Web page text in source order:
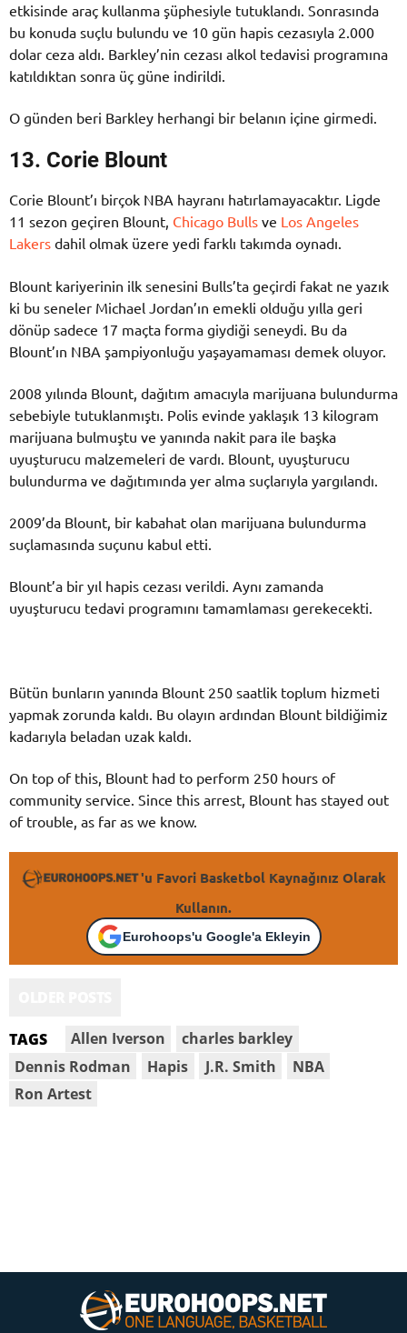
etkisinde araç kullanma şüphesiyle tutuklandı. Sonrasında
bu konuda suçlu bulundu ve 10 gün hapis cezasıyla 2.000
dolar ceza aldı. Barkley’nin cezası alkol tedavisi programına
katıldıktan sonra üç güne indirildi.
O günden beri Barkley herhangi bir belanın içine girmedi.
13. Corie Blount
Corie Blount’ı birçok NBA hayranı hatırlamayacaktır. Ligde
11 sezon geçiren Blount, Chicago Bulls ve Los Angeles
Lakers dahil olmak üzere yedi farklı takımda oynadı.
Blount kariyerinin ilk senesini Bulls’ta geçirdi fakat ne yazık
ki bu seneler Michael Jordan’ın emekli olduğu yılla geri
dönüp sadece 17 maçta forma giydiği seneydi. Bu da
Blount’ın NBA şampiyonluğu yaşayamaması demek oluyor.
2008 yılında Blount, dağıtım amacıyla marijuana bulundurma
sebebiyle tutuklanmıştı. Polis evinde yaklaşık 13 kilogram
marijuana bulmuştu ve yanında nakit para ile başka
uyuşturucu malzemeleri de vardı. Blount, uyuşturucu
bulundurma ve dağıtımında yer alma suçlarıyla yargılandı.
2009’da Blount, bir kabahat olan marijuana bulundurma
suçlamasında suçunu kabul etti.
Blount’a bir yıl hapis cezası verildi. Aynı zamanda
uyuşturucu tedavi programını tamamlaması gerekecekti.
Bütün bunların yanında Blount 250 saatlik toplum hizmeti
yapmak zorunda kaldı. Bu olayın ardından Blount bildiğimiz
kadarıyla beladan uzak kaldı.
On top of this, Blount had to perform 250 hours of
community service. Since this arrest, Blount has stayed out
of trouble, as far as we know.
'u Favori Basketbol Kaynağınız Olarak
Kullanın.
Eurohoops'u Google'a Ekleyin
TAGS Allen Iverson
charles barkley
Dennis Rodman
Hapis J.R. Smith
NBA
Ron Artest